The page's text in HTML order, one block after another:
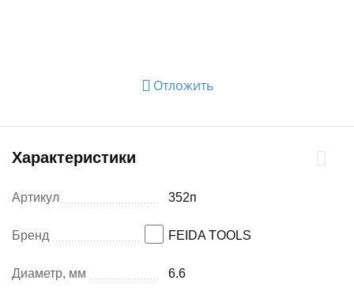
Отложить
Характеристики
Артикул 352п
Бренд FEIDA TOOLS
Диаметр, мм 6.6